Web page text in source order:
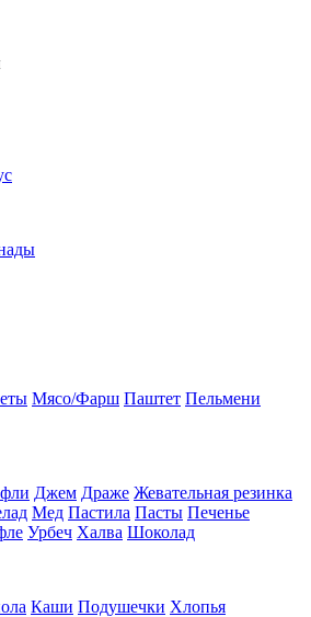
Мясо/Фарш Паштет Пельмени
Джем Драже Жевательная резинка
Мед Пастила Пасты Печенье
Урбеч Халва Шоколад
Каши Подушечки Хлопья